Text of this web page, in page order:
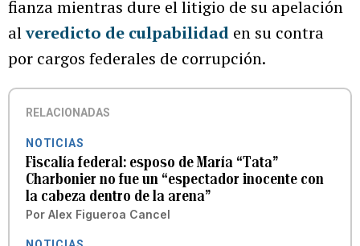
fianza mientras dure el litigio de su apelación
alveredicto de culpabilidad en su contra
por cargos federales de corrupción.
RELACIONADAS
NOTICIAS
Fiscalía federal: esposo de María “Tata”
Charbonier no fue un “espectador inocente con
la cabeza dentro de la arena”
Por Alex Figueroa Cancel